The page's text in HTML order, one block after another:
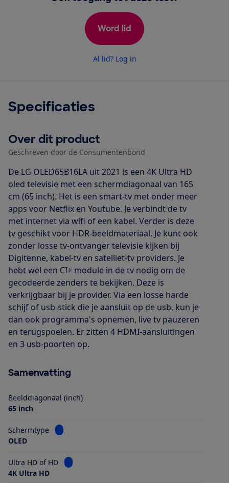
Word lid
Al lid? Log in
Specificaties
Over dit product
Geschreven door de Consumentenbond
De LG OLED65B16LA uit 2021 is een 4K Ultra HD
oled televisie met een schermdiagonaal van 165
cm (65 inch). Het is een smart-tv met onder meer
apps voor Netflix en Youtube. Je verbindt de tv
met internet via wifi of een kabel. Verder is deze
tv geschikt voor HDR-beeldmateriaal. Je kunt ook
zonder losse tv-ontvanger televisie kijken bij
Digitenne, kabel-tv en satelliet-tv providers. Je
hebt wel een CI+ module in de tv nodig om de
gecodeerde zenders te bekijken. Deze is
verkrijgbaar bij je provider. Via een losse harde
schijf of usb-stick die je aansluit op de usb, kun je
dan ook programma's opnemen, live tv pauzeren
en terugspoelen. Er zitten 4 HDMI-aansluitingen
en 3 usb-poorten op.
Samenvatting
Beelddiagonaal (inch)
65 inch
Schermtype
Bekijk informatie voor Schermtype
OLED
Ultra HD of HD
Bekijk informatie voor Ultra HD of HD
4K Ultra HD